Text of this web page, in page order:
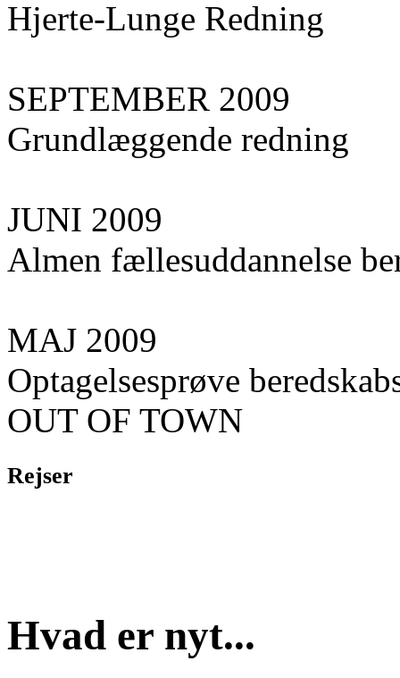
Hjerte-Lunge Redning
SEPTEMBER 2009
Grundlæggende redning
JUNI 2009
Almen fællesuddannelse
MAJ 2009
Optagelsesprøve
OUT OF TOWN
Rejser
Hvad er nyt...